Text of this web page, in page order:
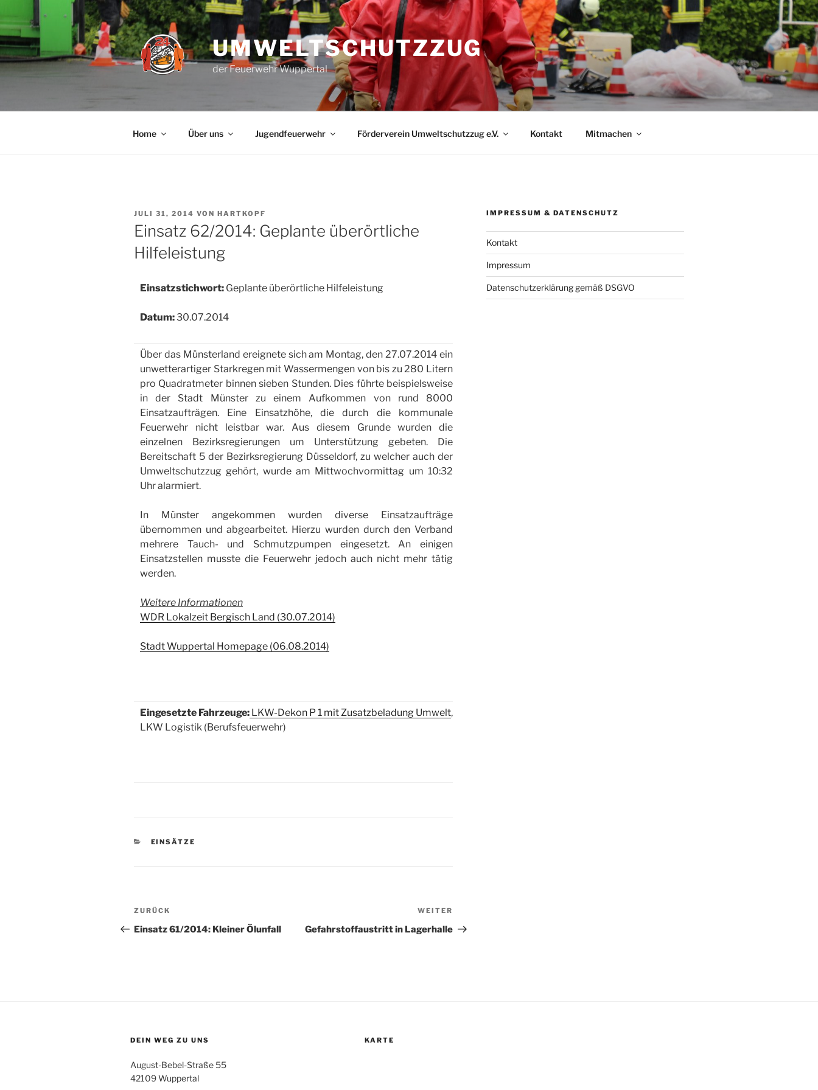
Inhalt
springen
UMWELTSCHUTZZUG
der Feuerwehr Wuppertal
Home Über uns Jugendfeuerwehr Förderverein Umweltschutzzug e.V. Kontakt Mitmachen
VERÖFFENTLICHT
AM
JULI 31, 2014 VON HARTKOPF
Einsatz 62/2014: Geplante überörtliche
Hilfeleistung
Einsatzstichwort: Geplante überörtliche Hilfeleistung
Datum:30.07.2014
Über das Münsterland ereignete sich am Montag, den 27.07.2014 ein
unwetterartiger Starkregen mit Wassermengen von bis zu 280 Litern
pro Quadratmeter binnen sieben Stunden. Dies führte beispielsweise
in der Stadt Münster zu einem Aufkommen von rund 8000
Einsatzaufträgen. Eine Einsatzhöhe, die durch die kommunale
Feuerwehr nicht leistbar war. Aus diesem Grunde wurden die
einzelnen Bezirksregierungen um Unterstützung gebeten. Die
Bereitschaft 5 der Bezirksregierung Düsseldorf, zu welcher auch der
Umweltschutzzug gehört, wurde am Mittwochvormittag um 10:32
Uhr alarmiert.
In Münster angekommen wurden diverse Einsatzaufträge
übernommen und abgearbeitet. Hierzu wurden durch den Verband
mehrere Tauch- und Schmutzpumpen eingesetzt. An einigen
Einsatzstellen musste die Feuerwehr jedoch auch nicht mehr tätig
werden.
Weitere Informationen
WDR Lokalzeit Bergisch Land (30.07.2014)
Stadt Wuppertal Homepage (06.08.2014)
Eingesetzte Fahrzeuge: LKW-Dekon P 1 mit Zusatzbeladung Umwelt,
LKW Logistik (Berufsfeuerwehr)
KATEGORIEN
EINSÄTZE
Beitragsnavigation
Vorheriger
Beitrag
ZURÜCK
Einsatz 61/2014: Kleiner Ölunfall
Beitrag
WEITER
Gefahrstoffaustritt in Lagerhalle
IMPRESSUM & DATENSCHUTZ
Kontakt
Impressum
Datenschutzerklärung gemäß DSGVO
DEIN WEG ZU UNS
August-Bebel-Straße 55
42109 Wuppertal
KARTE